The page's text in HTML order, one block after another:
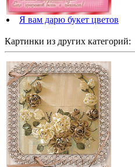
Я вам дарю букет цветов
Картинки из других категорий: